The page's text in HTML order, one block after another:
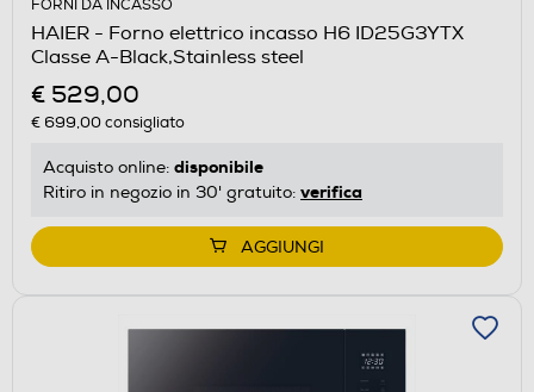
FORNI DA INCASSO
HAIER - Forno elettrico incasso H6 ID25G3YTX
Classe A-Black,Stainless steel
€ 529,00
€ 699,00consigliato
Acquisto online: disponibile
Ritiro in negozio in 30' gratuito: verifica
AGGIUNGI